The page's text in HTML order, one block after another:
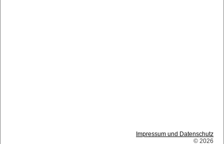
Impressum und Datenschutz
© 2026